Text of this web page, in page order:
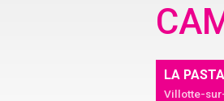
LA
Villotte-